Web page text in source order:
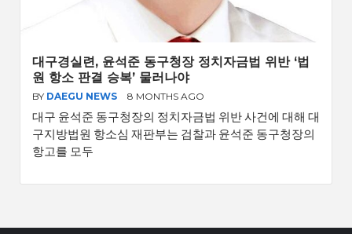
대구경실련, 윤석준 동구청장 정치자금법 위반 ‘법
원 항소 판결 승복’ 물러나야
BY DAEGU NEWS 8 MONTHS AGO
대구 윤석준 동구청장의 정치자금법 위반 사건에 대해 대
구지방법원 항소심 재판부는 검찰과 윤석준 동구청장의
항고를 모두